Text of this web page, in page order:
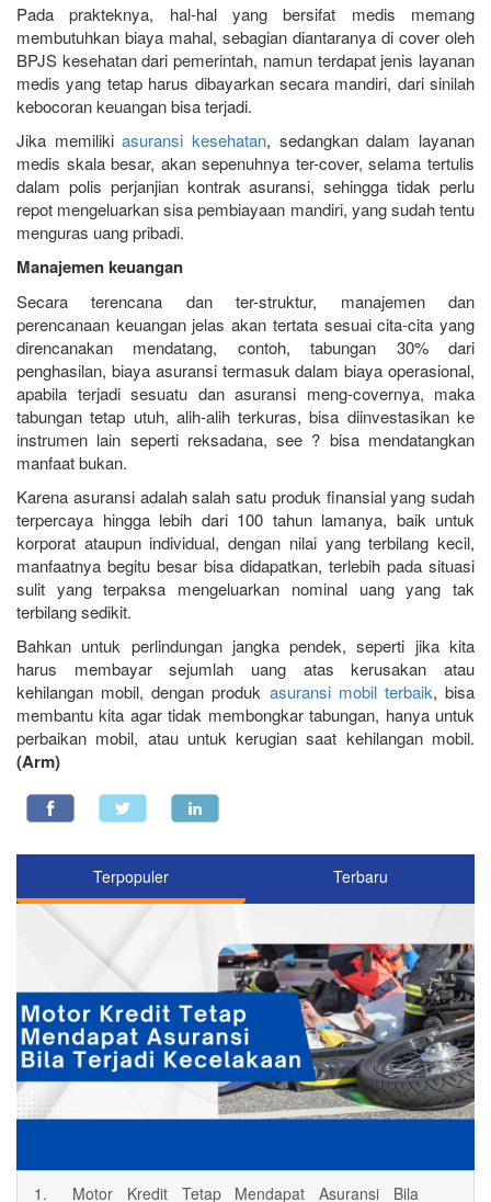
Pada prakteknya, hal-hal yang bersifat medis memang
membutuhkan biaya mahal, sebagian diantaranya di cover oleh
BPJS kesehatan dari pemerintah, namun terdapat jenis layanan
medis yang tetap harus dibayarkan secara mandiri, dari sinilah
kebocoran keuangan bisa terjadi.
Jika memilikiasuransi kesehatan, sedangkan dalam layanan
medis skala besar, akan sepenuhnya ter-cover, selama tertulis
dalam polis perjanjian kontrak asuransi, sehingga tidak perlu
repot mengeluarkan sisa pembiayaan mandiri, yang sudah tentu
menguras uang pribadi.
Manajemen keuangan
Secara terencana dan ter-struktur, manajemen dan
perencanaan keuangan jelas akan tertata sesuai cita-cita yang
direncanakan mendatang, contoh, tabungan 30% dari
penghasilan, biaya asuransi termasuk dalam biaya operasional,
apabila terjadi sesuatu dan asuransi meng-covernya, maka
tabungan tetap utuh, alih-alih terkuras, bisa diinvestasikan ke
instrumen lain seperti reksadana, see ? bisa mendatangkan
manfaat bukan.
Karena asuransi adalah salah satu produk finansial yang sudah
terpercaya hingga lebih dari 100 tahun lamanya, baik untuk
korporat ataupun individual, dengan nilai yang terbilang kecil,
manfaatnya begitu besar bisa didapatkan, terlebih pada situasi
sulit yang terpaksa mengeluarkan nominal uang yang tak
terbilang sedikit.
Bahkan untuk perlindungan jangka pendek, seperti jika kita
harus membayar sejumlah uang atas kerusakan atau
kehilangan mobil, dengan produk asuransi mobil terbaik, bisa
membantu kita agar tidak membongkar tabungan, hanya untuk
perbaikan mobil, atau untuk kerugian saat kehilangan mobil.
(Arm)
Terpopuler Terbaru
1. Motor Kredit Tetap Mendapat Asuransi Bila